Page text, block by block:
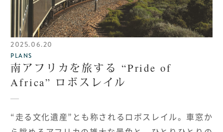
2025.06.20
PLANS
南アフリカを旅する “Pride of
Africa” ロボスレイル
“走る文化遺産”とも称されるロボスレイル。車窓か